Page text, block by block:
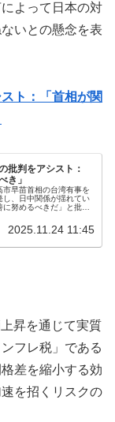
よって日本の対
いとの懸念を表
ト：「首相が関
批判をアシスト：
き」
早苗首相の台湾有事を
し、日中関係が揺れてい
努めるべきだ」と批判
り...
2025.11.24 11:45
昇を通じて実質
フレ税」である
差を縮小する効
を招くリスクの